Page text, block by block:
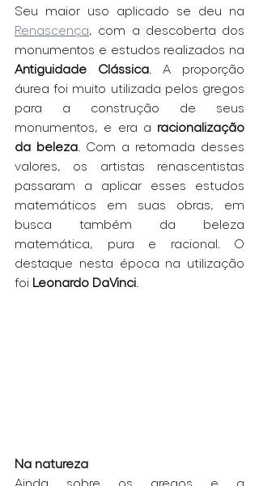
Renascença, com a descoberta dos
Antiguidade Clássica . A proporção
áurea foi muito utilizada pelos gregos
para a construção de seus
monumentos, e era a racionalização
da beleza . Com a retomada desses
valores, os artistas renascentistas
passaram a aplicar esses estudos
matemáticos em suas obras, em
busca também da beleza
matemática, pura e racional. O
destaque nesta época na utilização
foi Leonardo DaVinci
Na natureza
Ainda sobre os gregos e a